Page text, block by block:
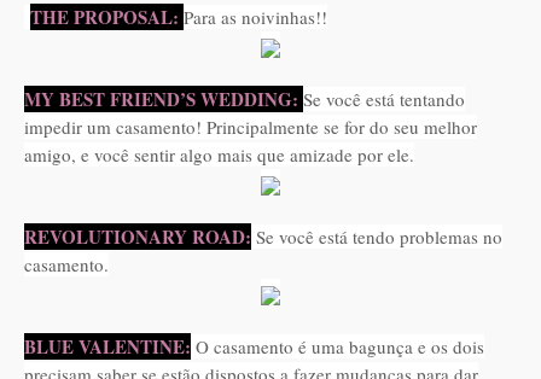
THE PROPOSAL: Para as noivinhas!!
MY BEST FRIEND’S WEDDING: Se você está tentando
impedir um casamento! Principalmente se for do seu melhor
amigo, e você sentir algo mais que amizade por ele.
REVOLUTIONARY ROAD: Se você está tendo problemas no
casamento.
BLUE VALENTINE: O casamento é uma bagunça e os dois